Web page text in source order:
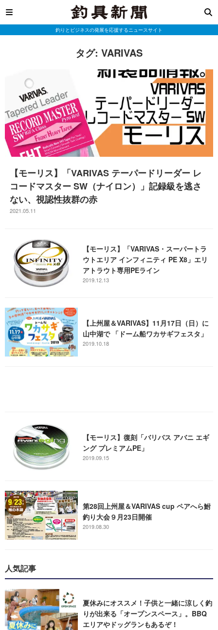
釣りとビジネスの発展を応援するニュースサイト
タグ: VARIVAS
【モーリス】「VARIVAS テーパードリーダー レ
コードマスター SW（ナイロン）」記録級を逃さ
ない、視認性抜群の赤
2021.05.11
【モーリス】「VARIVAS・スーパートラ
ウトエリア インフィニティ PE X8」エリ
アトラウト専用PEライン
2019.12.13
【上州屋＆VARIVAS】11月17日（日）に
山中湖で 「ドーム船ワカサギフェスタ」
2019.10.18
【モーリス】復刻「バリバス アバニ エギ
ング プレミアムPE」
2019.09.15
第28回上州屋＆VARIVAS cup ペアへら鮒
釣り大会９月23日開催
2019.08.30
人気記事
夏休みにオススメ！子供と一緒に涼しく釣
りが出来る「オープンスペース」。BBQ
エリアやドッグランもあるぞ！